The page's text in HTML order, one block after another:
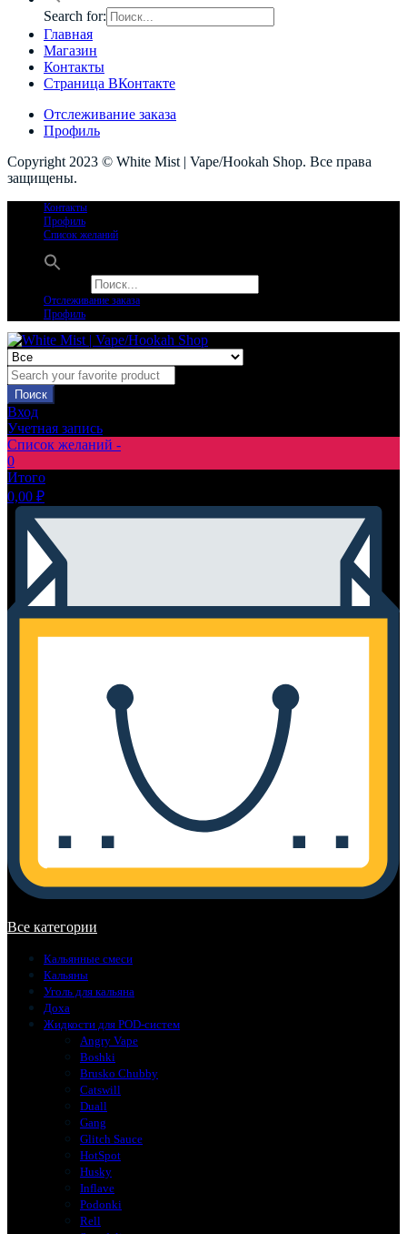
Search for:
Главная
Магазин
Контакты
Страница ВКонтакте
Отслеживание заказа
Профиль
Copyright 2023 © White Mist | Vape/Hookah Shop. Все права
защищены.
Контакты
Профиль
Список желаний
Отслеживание заказа
Профиль
Поиск
Вход
Учетная запись
Список желаний -
0
Итого
0,00 ₽
Все категории
Кальянные смеси
Кальяны
Уголь для кальяна
Доха
Жидкости для POD-систем
Angry Vape
Boshki
Brusko Chubby
Catswill
Duall
Gang
Glitch Sauce
HotSpot
Husky
Inflave
Podonki
Rell